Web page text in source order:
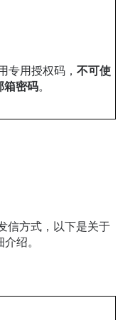
专用授权码， 不可使
箱密码。
信方式，以下是关于
绍。